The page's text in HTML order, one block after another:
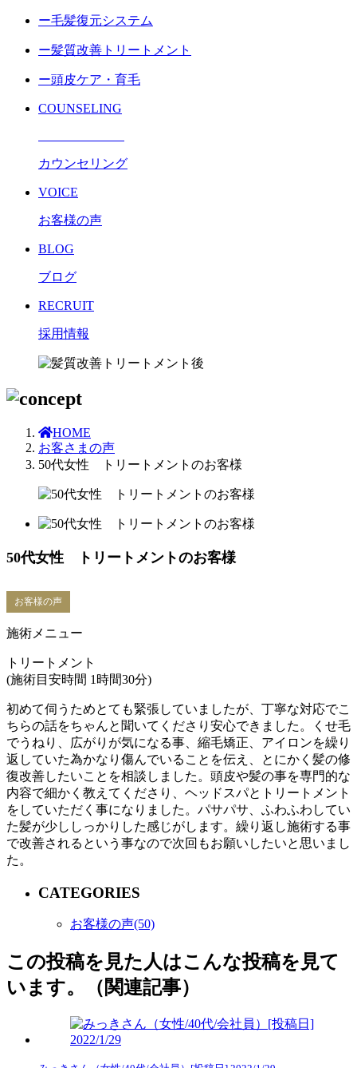
ー毛髪復元システム
ー髪質改善トリートメント
ー頭皮ケア・育毛
COUNSELING
カウンセリング
VOICE
お客様の声
BLOG
ブログ
RECRUIT
採用情報
HOME
お客さまの声
50代女性 トリートメントのお客様
50代女性 トリートメントのお客様
お客様の声
施術メニュー
トリートメント
(施術目安時間 1時間30分)
初めて伺うためとても緊張していましたが、丁寧な対応でこ
ちらの話をちゃんと聞いてくださり安心できました。くせ毛
でうねり、広がりが気になる事、縮毛矯正、アイロンを繰り
返していた為かなり傷んでいることを伝え、とにかく髪の修
復改善したいことを相談しました。頭皮や髪の事を専門的な
内容で細かく教えてくださり、ヘッドスパとトリートメント
をしていただく事になりました。パサパサ、ふわふわしてい
た髪が少ししっかりした感じがします。繰り返し施術する事
で改善されるという事なので次回もお願いしたいと思いまし
た。
CATEGORIES
お客様の声(50)
この投稿を見た人はこんな投稿を見て
います。（関連記事）